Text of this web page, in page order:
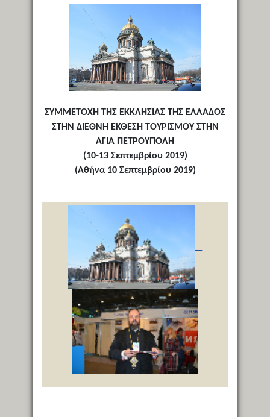
ΣΥΜΜΕΤΟΧΗ ΤΗΣ ΕΚΚΛΗΣΙΑΣ ΤΗΣ ΕΛΛΑΔΟΣ
ΣΤΗΝ ΔΙΕΘΝΗ ΕΚΘΕΣΗ ΤΟΥΡΙΣΜΟΥ ΣΤΗΝ
ΑΓΙΑ ΠΕΤΡΟΥΠΟΛΗ
(10-13 Σεπτεμβρίου 2019)
(Αθήνα 10 Σεπτεμβρίου 2019)